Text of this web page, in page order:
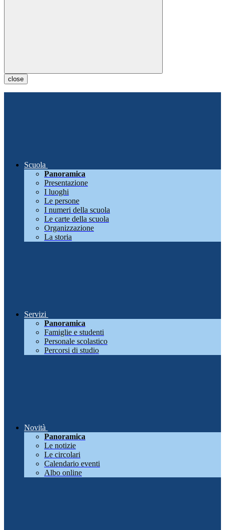
close
Scuola
Panoramica
Presentazione
I luoghi
Le persone
I numeri della scuola
Le carte della scuola
Organizzazione
La storia
Servizi
Panoramica
Famiglie e studenti
Personale scolastico
Percorsi di studio
Novità
Panoramica
Le notizie
Le circolari
Calendario eventi
Albo online